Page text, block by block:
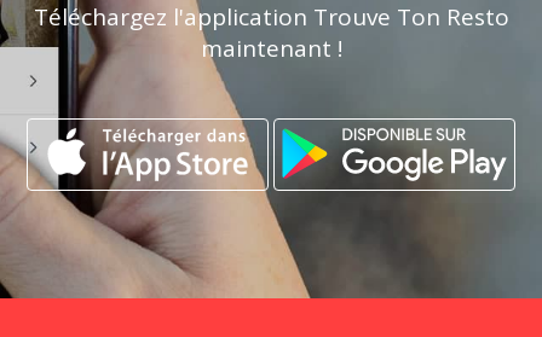
Téléchargez l'application Trouve Ton Resto
maintenant !